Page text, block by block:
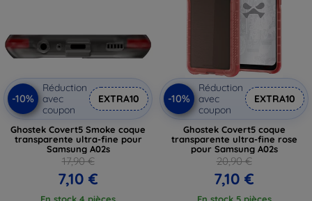
-10%
Réduction
avec
coupon
EXTRA10
Ghostek Covert5 Smoke coque
transparente ultra-fine pour
Samsung A02s
17,90 €
7,10 €
En stock 4 pièces
-10%
Réduction
avec
coupon
EXTRA10
Ghostek Covert5 coque
transparente ultra-fine rose
pour Samsung A02s
20,90 €
7,10 €
En stock 5 pièces